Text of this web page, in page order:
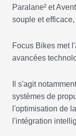
Paralane² et
souple et
Focus Bikes met
avancées
Il s'agit
systèmes de
l'optimisation de
l'intégration